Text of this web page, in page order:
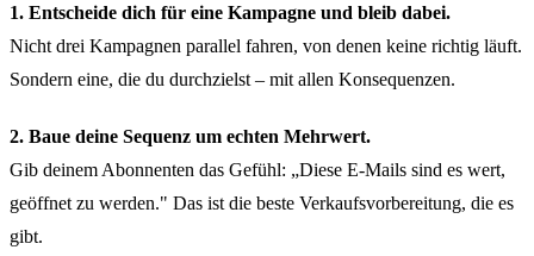
1. Entscheide dich für eine Kampagne und bleib dabei.
Nicht drei Kampagnen parallel fahren, von denen keine richtig läuft.
Sondern eine, die du durchzielst – mit allen Konsequenzen.
2. Baue deine Sequenz um echten Mehrwert.
Gib deinem Abonnenten das Gefühl: „Diese E-Mails sind es wert,
geöffnet zu werden." Das ist die beste Verkaufsvorbereitung, die es
gibt.